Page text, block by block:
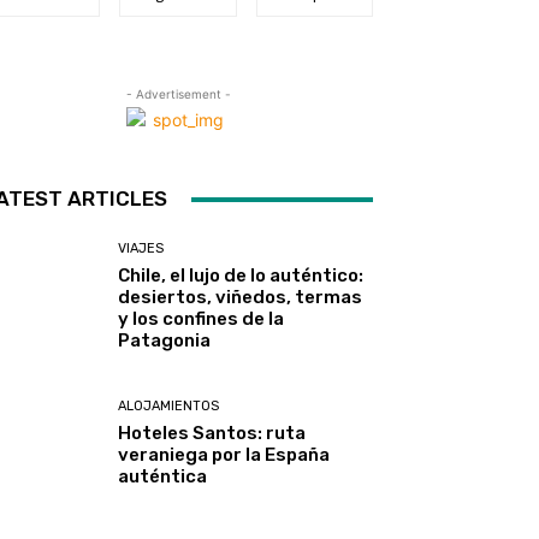
- Advertisement -
ARTICLES
VIAJES
Chile, el lujo de lo auténtico:
desiertos, viñedos, termas
y los confines de la
Patagonia
ALOJAMIENTOS
Hoteles Santos: ruta
veraniega por la España
auténtica